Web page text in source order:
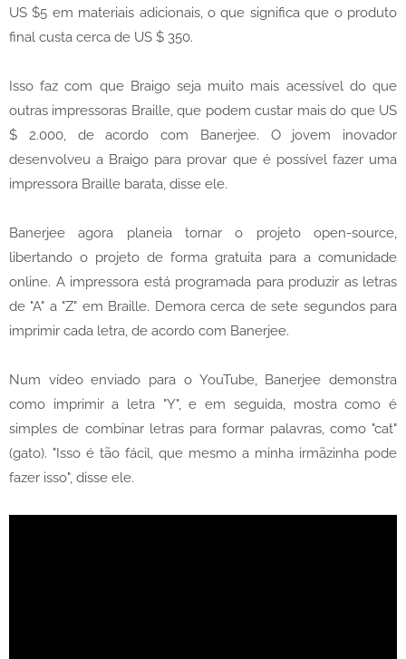
US $5 em materiais adicionais, o que significa que o produto
final custa cerca de US $ 350.
Isso faz com que Braigo seja muito mais acessível do que
outras impressoras Braille, que podem custar mais do que US
$ 2.000, de acordo com Banerjee. O jovem inovador
desenvolveu a Braigo para provar que é possível fazer uma
impressora Braille barata, disse ele.
Banerjee agora planeia tornar o projeto open-source,
libertando o projeto de forma gratuita para a comunidade
online. A impressora está programada para produzir as letras
de "A" a "Z" em Braille. Demora cerca de sete segundos para
imprimir cada letra, de acordo com Banerjee.
Num vídeo enviado para o YouTube, Banerjee demonstra
como imprimir a letra "Y", e em seguida, mostra como é
simples de combinar letras para formar palavras, como "cat"
(gato). "Isso é tão fácil, que mesmo a minha irmãzinha pode
fazer isso", disse ele.